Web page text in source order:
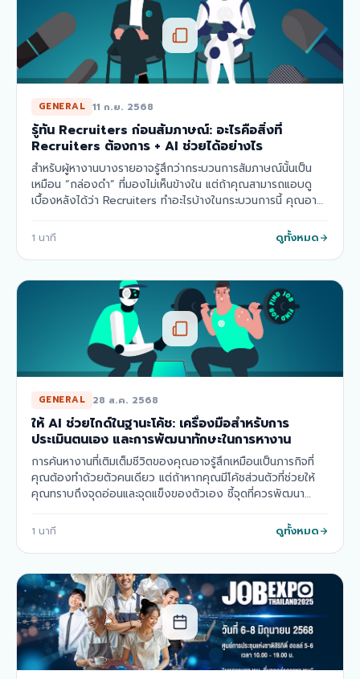
GENERAL 11 ก.ย. 2568
รู้ทัน Recruiters ก่อนสัมภาษณ์: อะไรคือสิ่งที่
Recruiters ต้องการ + AI ช่วยได้อย่างไร
สำหรับผู้หางานบางรายอาจรู้สึกว่ากระบวนการสัมภาษณ์นั้นเป็น
เหมือน “กล่องดำ” ที่มองไม่เห็นข้างใน แต่ถ้าคุณสามารถแอบดู
เบื้องหลังได้ว่า Recruiters ทำอะไรบ้างในกระบวนการนี้ คุณอาจ
1 นาที ดูทั้งหมด
GENERAL 28 ส.ค. 2568
ให้ AI ช่วยไกด์ในฐานะโค้ช: เครื่องมือสำหรับการ
ประเมินตนเอง และการพัฒนาทักษะในการหางาน
การค้นหางานที่เติมเต็มชีวิตของคุณอาจรู้สึกเหมือนเป็นภารกิจที่
คุณต้องทำด้วยตัวคนเดียว แต่ถ้าหากคุณมีโค้ชส่วนตัวที่ช่วยให้
คุณทราบถึงจุดอ่อนและจุดแข็งของตัวเอง ชี้จุดที่ควรพัฒนา
1 นาที ดูทั้งหมด